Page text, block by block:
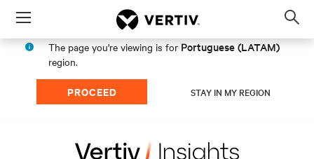
Menu
The page you're viewing is for Portuguese (LATAM)
region.
PROCEED STAY IN MY REGION